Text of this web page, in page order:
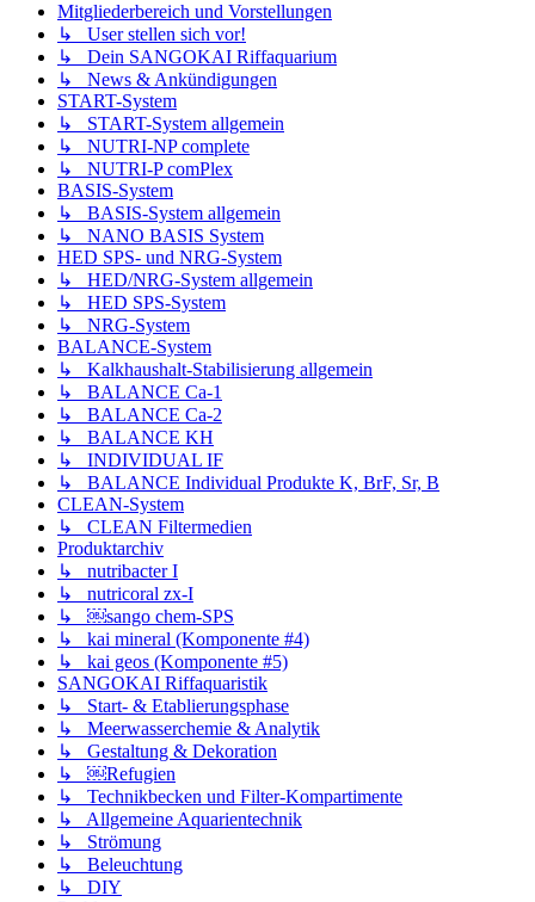
Mitgliederbereich und Vorstellungen
↳ User stellen sich vor!
↳ Dein SANGOKAI Riffaquarium
↳ News & Ankündigungen
START-System
↳ START-System allgemein
↳ NUTRI-NP complete
↳ NUTRI-P comPlex
BASIS-System
↳ BASIS-System allgemein
↳ NANO BASIS System
HED SPS- und NRG-System
↳ HED/NRG-System allgemein
↳ HED SPS-System
↳ NRG-System
BALANCE-System
↳ Kalkhaushalt-Stabilisierung allgemein
↳ BALANCE Ca-1
↳ BALANCE Ca-2
↳ BALANCE KH
↳ INDIVIDUAL IF
↳ BALANCE Individual Produkte K, BrF, Sr, B
CLEAN-System
↳ CLEAN Filtermedien
Produktarchiv
↳ nutribacter I
↳ nutricoral zx-I
↳ ￼sango chem-SPS
↳ kai mineral (Komponente #4)
↳ kai geos (Komponente #5)
SANGOKAI Riffaquaristik
↳ Start- & Etablierungsphase
↳ Meerwasserchemie & Analytik
↳ Gestaltung & Dekoration
↳ ￼Refugien
↳ Technikbecken und Filter-Kompartimente
↳ Allgemeine Aquarientechnik
↳ Strömung
↳ Beleuchtung
↳ DIY